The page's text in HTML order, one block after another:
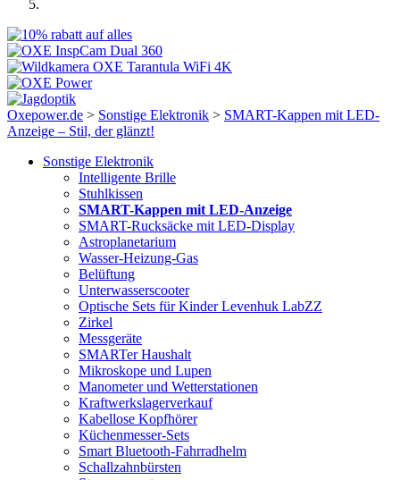
Oxepower.de > Sonstige Elektronik > SMART-Kappen mit LED-
Anzeige – Stil, der glänzt!
Sonstige Elektronik
Intelligente Brille
Stuhlkissen
SMART-Kappen mit LED-Anzeige
SMART-Rucksäcke mit LED-Display
Astroplanetarium
Wasser-Heizung-Gas
Belüftung
Unterwasserscooter
Optische Sets für Kinder Levenhuk LabZZ
Zirkel
Messgeräte
SMARTer Haushalt
Mikroskope und Lupen
Manometer und Wetterstationen
Kraftwerkslagerverkauf
Kabellose Kopfhörer
Küchenmesser-Sets
Smart Bluetooth-Fahrradhelm
Schallzahnbürsten